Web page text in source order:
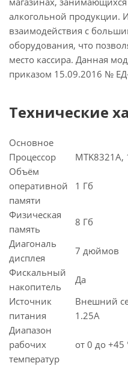
алкогольной продукции.
взаимодействия с
оборудования, что
место кассира. Данная
приказом 15.09.2016 №
Технические
Основное
Процессор
MTK8321A,
Объём
оперативной
памяти
1 Гб
Физическая
память
8 Гб
Диагональ
дисплея
7 дюймов
Фискальный
накопитель
Да
Источник
питания
Внешний
1.25A
Диапазон
рабочих
температур
от 0 до +45